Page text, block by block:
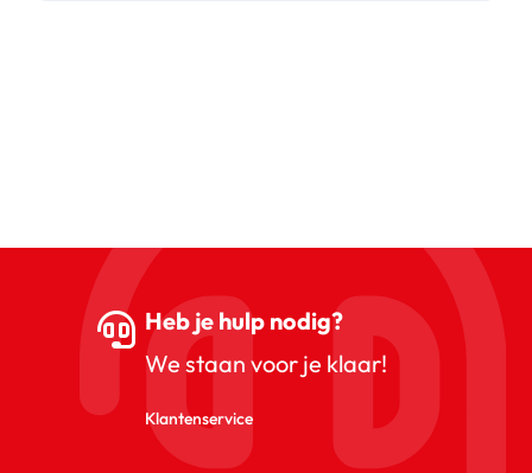
Heb je hulp nodig?
We staan voor je klaar!
Klantenservice